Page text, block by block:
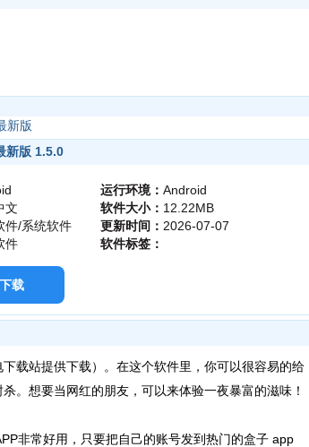
新版
新版 1.5.0
文
件/系统软件
件
载
运行环境： Android
软件大小： 12.22MB
更新时间： 2026-07-07
软件标签：
站提供下载）。在这个软件里，你可以很容易的给
。想要当网红的朋友，可以来体验一夜暴富的滋味！
非常好用，只要把自己的账号发到热门的盒子 app